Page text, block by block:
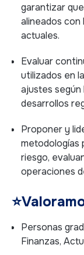
garantizar
alineados
actuales.
Evaluar
utilizados en
ajustes según
desarrollos
Proponer y
metodologías
riesgo,
operaciones
⭐
Personas
Finanzas,